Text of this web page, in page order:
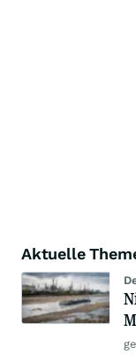
Aktuelle